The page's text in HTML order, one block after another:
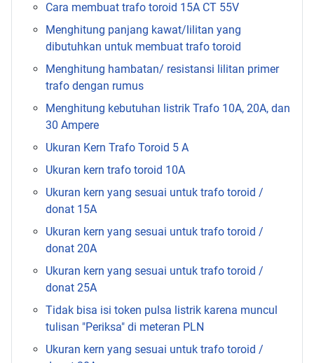
Cara membuat trafo toroid 15A CT 55V
Menghitung panjang kawat/lilitan yang
dibutuhkan untuk membuat trafo toroid
Menghitung hambatan/ resistansi lilitan primer
trafo dengan rumus
Menghitung kebutuhan listrik Trafo 10A, 20A, dan
30 Ampere
Ukuran Kern Trafo Toroid 5 A
Ukuran kern trafo toroid 10A
Ukuran kern yang sesuai untuk trafo toroid /
donat 15A
Ukuran kern yang sesuai untuk trafo toroid /
donat 20A
Ukuran kern yang sesuai untuk trafo toroid /
donat 25A
Tidak bisa isi token pulsa listrik karena muncul
tulisan "Periksa" di meteran PLN
Ukuran kern yang sesuai untuk trafo toroid /